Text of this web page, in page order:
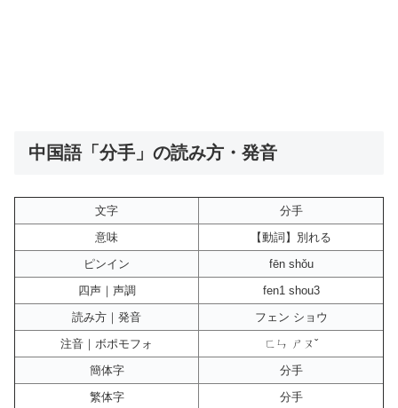
中国語「分手」の読み方・発音
文字
分手
意味
【動詞】別れる
ピンイン
fēn shǒu
四声｜声調
fen1 shou3
読み方｜発音
フェン ショウ
注音｜ボポモフォ
ㄈㄣ ㄕㄡˇ
簡体字
分手
繁体字
分手